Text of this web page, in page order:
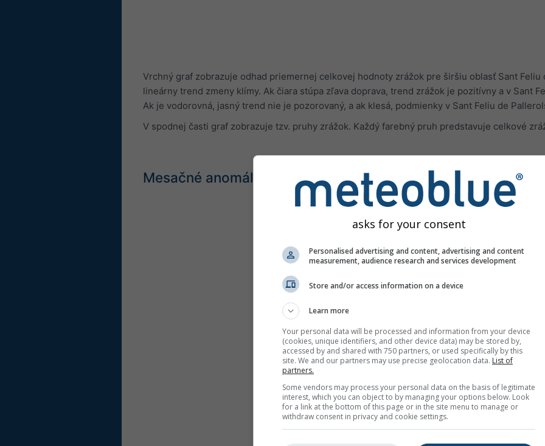
Vrchný graf zobrazuje odhad priemernej celkovej hodnoty zrážok pre širšiu oblasť Sant
lineárny trend zmeny klímy. Ak čiara stúpa zľava doprava, trend zrážok je pozitívny a v Sant
Ak je vodorovná, jasný trend nie je pozorovaný, a ak klesá, podmienky v Sant Feliu de
V spodnej časti graf zobrazuje tzv. pruhy zrážok. Každý farebný pruh predstavuje celkové
Mesačné anomálie teploty a zrážok – zmena klímy Sant Feliu
asks for your consent
Personalised advertising and content, advertising and content
measurement, audience research and services development
Store and/or access information on a device
Learn more
Your personal data will be processed and information from your device
(cookies, unique identifiers, and other device data) may be stored by,
accessed by and shared with 750 partners, or used specifically by this
site. We and our partners may use precise geolocation data. List of
partners.
Some vendors may process your personal data on the basis of legitimate
interest, which you can object to by managing your options below. Look
for a link at the bottom of this page or in the site menu to manage or
withdraw consent in privacy and cookie settings.